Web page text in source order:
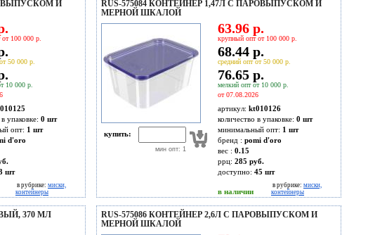
И
100 000 р.
50 000 р.
10 000 р.
упаковке: 0 шт
опт: 1 шт
d'oro
шт
в рубрике: миски,
контейнеры
RUS-575084 КОНТЕЙНЕР 1,47Л С ПАРОВЫПУСКОМ И
МЕРНОЙ ШКАЛОЙ
купить:
мин опт: 1
63.96 р.
крупный опт от 100 000 р.
68.44 р.
средний опт от 50 000 р.
76.65 р.
мелкий опт от 10 000 р.
от 07.08.2026
артикул: kt010126
количество в упаковке: 0 шт
минимальный опт: 1 шт
бренд : pomi d'oro
вес : 0.15
ррц: 285 руб.
доступно: 45 шт
в наличии
в рубрике: миски,
контейнеры
370 МЛ
RUS-575086 КОНТЕЙНЕР 2,6Л С ПАРОВЫПУСКОМ И
МЕРНОЙ ШКАЛОЙ